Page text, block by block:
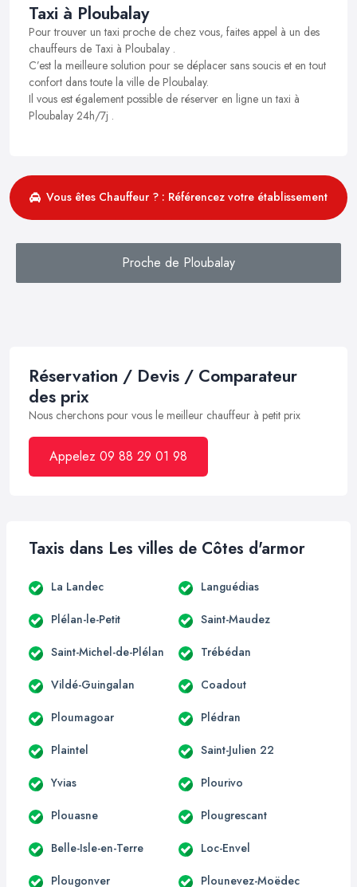
Taxi à Ploubalay
Pour trouver un taxi proche de chez vous, faites appel à un des
chauffeurs de Taxi à Ploubalay .
C’est la meilleure solution pour se déplacer sans soucis et en tout
confort dans toute la ville de Ploubalay.
Il vous est également possible de réserver en ligne un taxi à
Ploubalay 24h/7j .
Vous êtes Chauffeur ? : Référencez votre établissement
Proche de Ploubalay
Réservation / Devis / Comparateur
des prix
Nous cherchons pour vous le meilleur chauffeur à petit prix
Appelez 09 88 29 01 98
Taxis dans Les villes de Côtes d'armor
La Landec Languédias
Plélan-le-Petit Saint-Maudez
Saint-Michel-de-Plélan Trébédan
Vildé-Guingalan Coadout
Ploumagoar Plédran
Plaintel Saint-Julien 22
Yvias Plourivo
Plouasne Plougrescant
Belle-Isle-en-Terre Loc-Envel
Plougonver Plounevez-Moëdec